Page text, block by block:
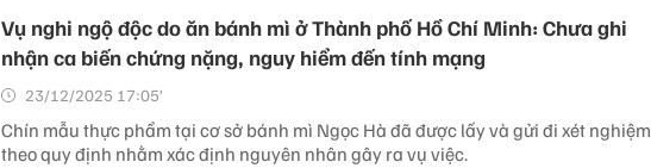
Vụ nghi ngộ độc do ăn bánh mì ở Thành phố Hồ Chí Minh: Chưa ghi
nhận ca biến chứng nặng, nguy hiểm đến tính mạng
23/12/2025 17:05’
Chín mẫu thực phẩm tại cơ sở bánh mì Ngọc Hà đã được lấy và gửi đi xét nghiệm
theo quy định nhằm xác định nguyên nhân gây ra vụ việc.